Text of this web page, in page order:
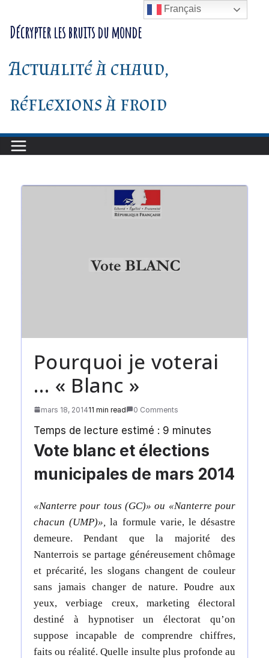
au
contenu
Décrypter les bruits du monde
Actualité à chaud,
réflexions à froid
Pourquoi je voterai
… « Blanc »
mars 18, 201411 min read 0 Comments
Temps de lecture estimé : 9 minutes
Vote blanc et élections
municipales de mars 2014
«Nanterre pour tous (GC)» ou «Nanterre pour
chacun (UMP)»,
la formule varie, le désastre
demeure. Pendant que la majorité des
Nanterrois se partage généreusement chômage
et précarité, les slogans changent de couleur
sans jamais changer de nature. Poudre aux
yeux, verbiage creux, marketing électoral
destiné à hypnotiser un électorat qu’on
suppose incapable de comprendre chiffres,
faits ou réalité. Quelle insulte plus profonde au
Français